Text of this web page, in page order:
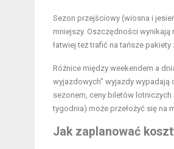
Sezon przejściowy (wiosna i
mniejszy. Oszczędności
łatwiej też trafić na tańsze
Różnice między weekendem a
wyjazdowych” wyjazdy wypadają
sezonem, ceny biletów
tygodnia) może przełożyć się na
Jak zaplanować